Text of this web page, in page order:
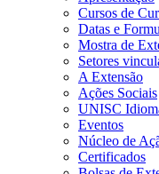
Cursos de
Datas e
Mostra de
Setores
A Extensão
Ações Sociais
UNISC
Eventos
Núcleo de
Certificados